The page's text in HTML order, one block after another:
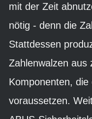
mit der Zeit
nötig - denn die
Stattdessen
Zahlenwalzen aus
Komponenten,
voraussetzen.